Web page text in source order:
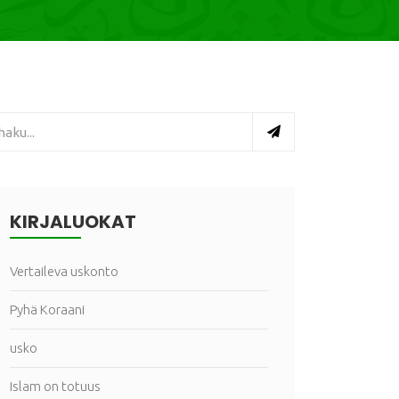
KIRJALUOKAT
Vertaileva uskonto
Pyhä Koraani
usko
Islam on totuus